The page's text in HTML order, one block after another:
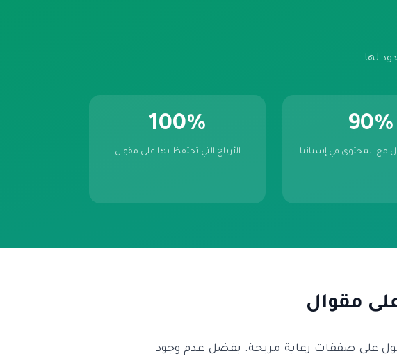
لها.
90%
مع المحتوى في إسبانيا
100%
الأرباح التي تحتفظ بها على مقوال
مقوال
على صفقات رعاية مربحة. بفضل عدم وجود